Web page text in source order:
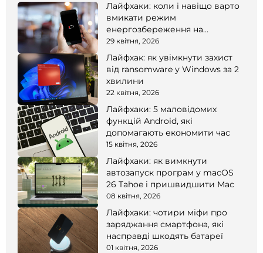
Лайфхаки: коли і навіщо варто
вмикати режим
енергозбереження на
смартфоні
29 квітня, 2026
Лайфхак: як увімкнути захист
від ransomware у Windows за 2
хвилини
22 квітня, 2026
Лайфхаки: 5 маловідомих
функцій Android, які
допомагають економити час
15 квітня, 2026
Лайфхаки: як вимкнути
автозапуск програм у macOS
26 Tahoe і пришвидшити Mac
08 квітня, 2026
Лайфхаки: чотири міфи про
заряджання смартфона, які
насправді шкодять батареї
01 квітня, 2026